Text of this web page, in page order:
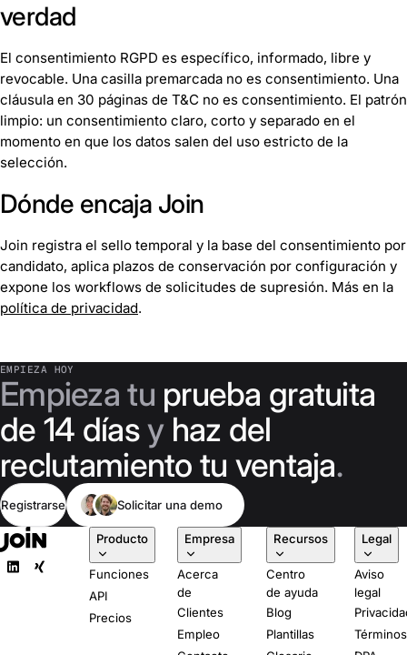
verdad
El consentimiento RGPD es específico, informado, libre y
revocable. Una casilla premarcada no es consentimiento. Una
cláusula en 30 páginas de T&C no es consentimiento. El patrón
limpio: un consentimiento claro, corto y separado en el
momento en que los datos salen del uso estricto de la
selección.
Dónde encaja Join
Join registra el sello temporal y la base del consentimiento por
candidato, aplica plazos de conservación por configuración y
expone los workflows de solicitudes de supresión. Más en la
política de privacidad.
EMPIEZA HOY
Empieza tu prueba gratuita
de 14 díasy haz del
reclutamiento tu ventaja.
Registrarse Solicitar una demo
Producto
Funciones
API
Precios
Empresa
Acerca
de
Clientes
Empleo
Recursos
Centro
de ayuda
Blog
Plantillas
Legal
Aviso
legal
Términos